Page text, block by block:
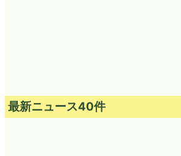
最新ニュース40件